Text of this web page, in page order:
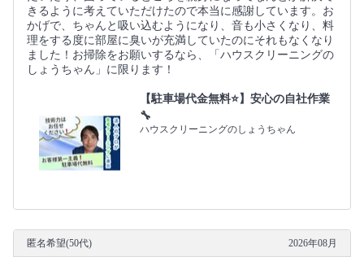
きるように考えていただけたので本当に感謝しています。お
かげで、ちゃんと吸い込むようになり、音も小さくなり、料
理をする度に部屋に臭いが充満していたのにそれもなくなり
ました！お掃除をお願いするなら、「ハウスクリーニングの
しょうちゃん」に限ります！
【駐車場代金無料⭐️】安心の自社作業
🔧
ハウスクリーニングのしょうちゃん
匿名希望(50代) 2026年08月